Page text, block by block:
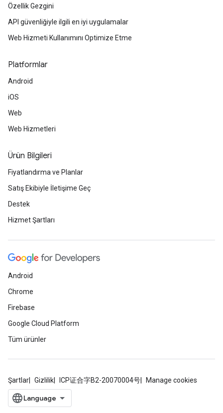
Özellik Gezgini
API güvenliğiyle ilgili en iyi uygulamalar
Web Hizmeti Kullanımını Optimize Etme
Platformlar
Android
iOS
Web
Web Hizmetleri
Ürün Bilgileri
Fiyatlandırma ve Planlar
Satış Ekibiyle İletişime Geç
Destek
Hizmet Şartları
Android
Chrome
Firebase
Google Cloud Platform
Tüm ürünler
Şartlar Gizlilik ICP证合字B2-20070004号 Manage cookies